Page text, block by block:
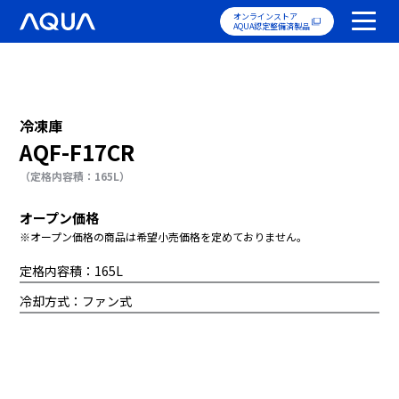
オンラインストア
AQUA認定整備済製品
冷凍庫
AQF-F17CR
（定格内容積：165L）
オープン価格
※オープン価格の商品は希望小売価格を定めておりません。
定格内容積：165L
冷却方式：ファン式